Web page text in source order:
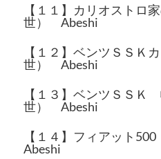
【１１】カリオストロ
世） Abeshi
【１２】ベンツＳＳＫ
世） Abeshi
【１３】ベンツＳＳＫ
世） Abeshi
【１４】フィアット
Abeshi